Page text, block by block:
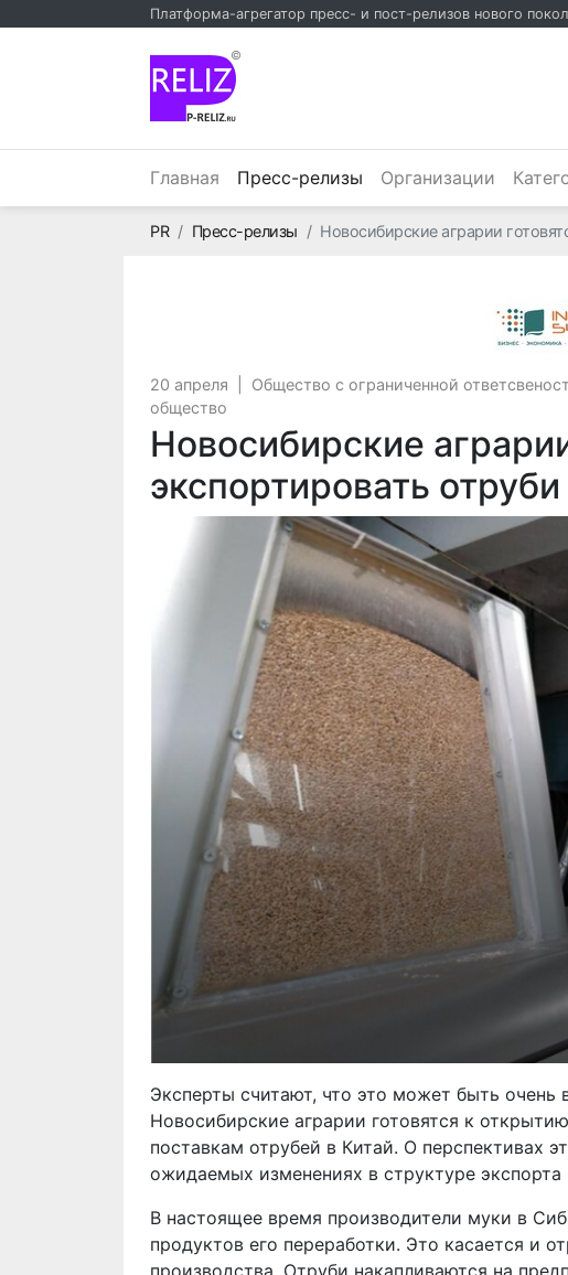
Платформа-агрегатор пресс- и пост-релизов нового
©
Главная Пресс-релизы (текущий)
Организации
PRГлавная
Пресс-релизы Новосибирские аграрии
20 апреля Общество с ограниченной
общество
Новосибирские
экспортировать
Эксперты считают, что это может быть очень
Новосибирские аграрии готовятся к
поставкам отрубей в Китай. О перспективах
ожидаемых изменениях в структуре
В настоящее время производители муки в
продуктов его переработки. Это касается и